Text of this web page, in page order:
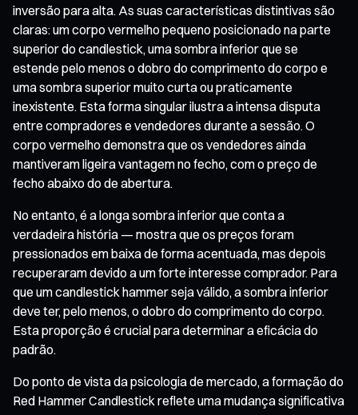
inversão para alta. As suas características distintivas são
claras: um corpo vermelho pequeno posicionado na parte
superior do candlestick, uma sombra inferior que se
estende pelo menos o dobro do comprimento do corpo e
uma sombra superior muito curta ou praticamente
inexistente. Esta forma singular ilustra a intensa disputa
entre compradores e vendedores durante a sessão. O
corpo vermelho demonstra que os vendedores ainda
mantiveram ligeira vantagem no fecho, com o preço de
fecho abaixo do de abertura.
No entanto, é a longa sombra inferior que conta a
verdadeira história — mostra que os preços foram
pressionados em baixa de forma acentuada, mas depois
recuperaram devido a um forte interesse comprador. Para
que um candlestick hammer seja válido, a sombra inferior
deve ter, pelo menos, o dobro do comprimento do corpo.
Esta proporção é crucial para determinar a eficácia do
padrão.
Do ponto de vista da psicologia de mercado, a formação do
Red Hammer Candlestick reflete uma mudança significativa